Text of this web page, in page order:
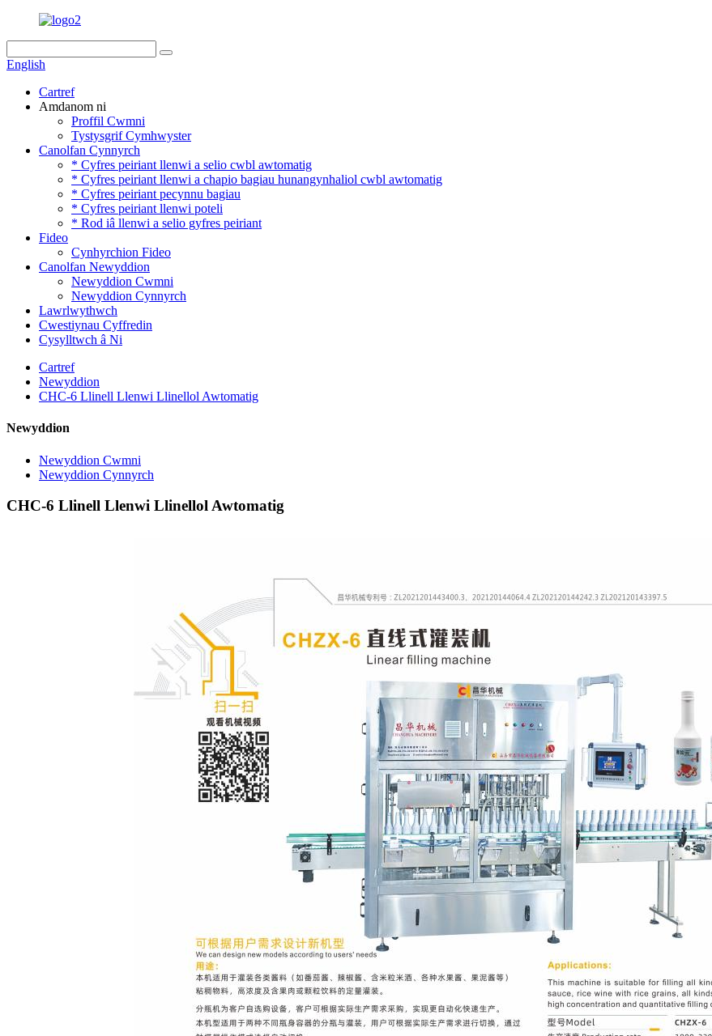
English
Cartref
Amdanom ni
Proffil Cwmni
Tystysgrif Cymhwyster
Canolfan Cynnyrch
* Cyfres peiriant llenwi a selio cwbl awtomatig
* Cyfres peiriant llenwi a chapio bagiau hunangynhaliol cwbl awtomatig
* Cyfres peiriant pecynnu bagiau
* Cyfres peiriant llenwi poteli
* Rod iâ llenwi a selio gyfres peiriant
Fideo
Cynhyrchion Fideo
Canolfan Newyddion
Newyddion Cwmni
Newyddion Cynnyrch
Lawrlwythwch
Cwestiynau Cyffredin
Cysylltwch â Ni
Cartref
Newyddion
CHC-6 Llinell Llenwi Llinellol Awtomatig
Newyddion
Newyddion Cwmni
Newyddion Cynnyrch
CHC-6 Llinell Llenwi Llinellol Awtomatig